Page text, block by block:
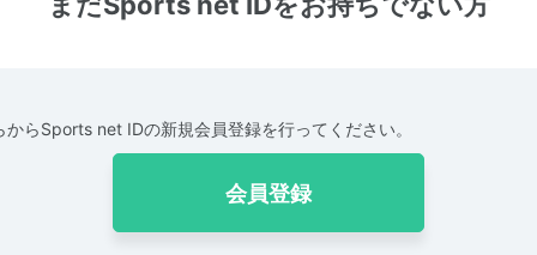
からSports net IDの新規会員登録を行ってください。
会員登録